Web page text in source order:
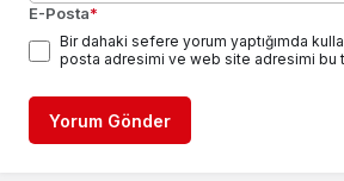
E-Posta*
Bir dahaki sefere yorum yaptığımda
posta adresimi ve web site adresimi bu
Yorum Gönder